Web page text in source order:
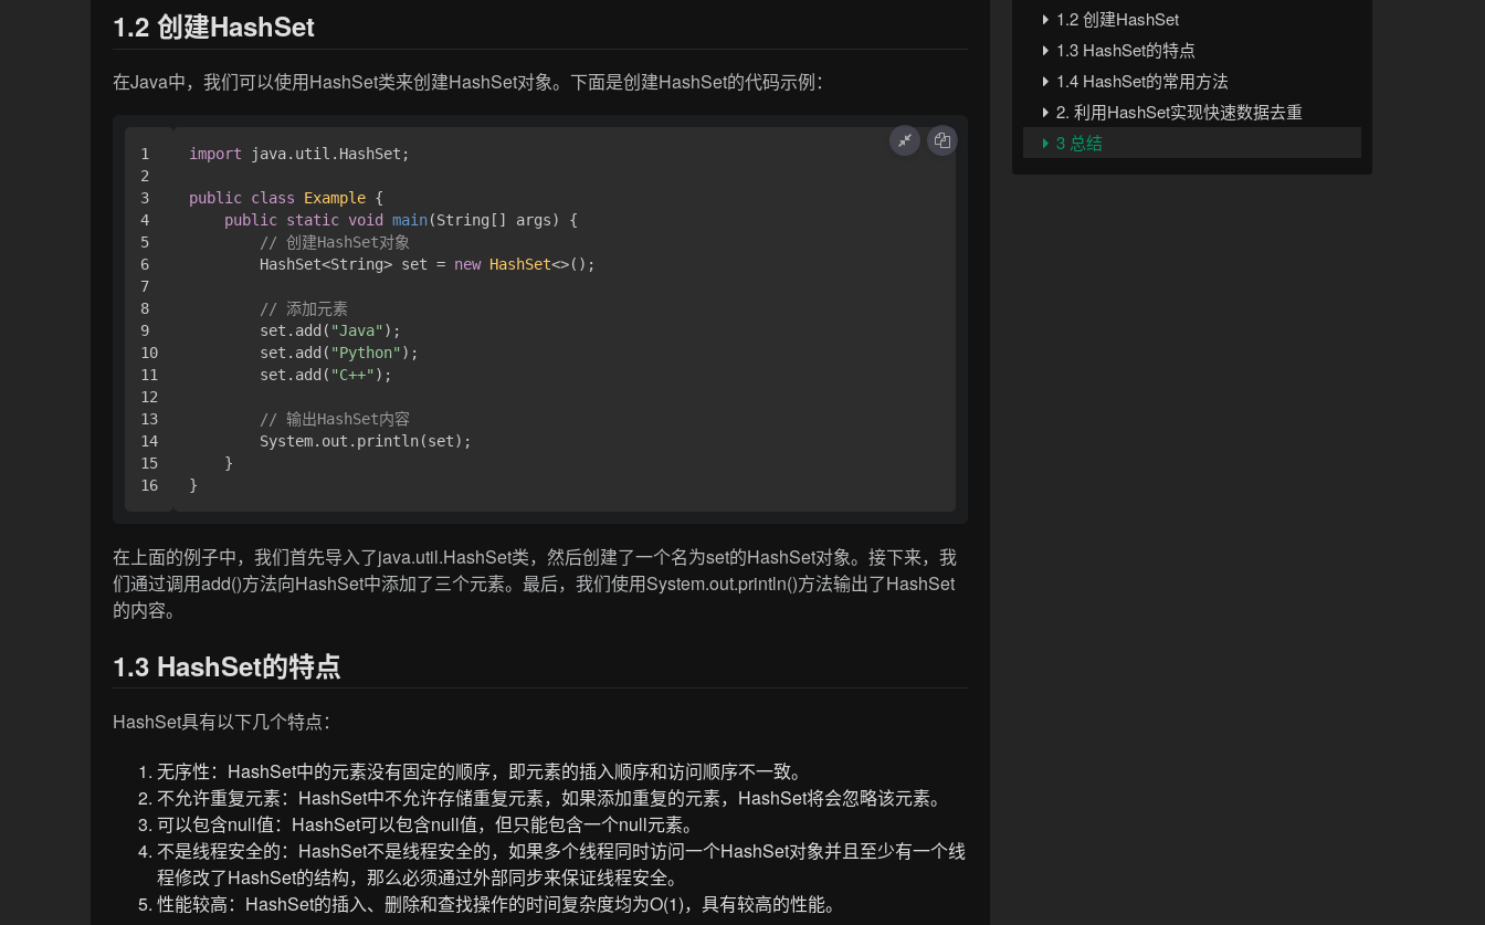
1.2 创建HashSet
在Java中，我们可以使用HashSet类来创建HashSet对象。下面是创建HashSet的代码示例：
1
2
3
4
5
6
7
8
9
10
11
12
13
14
15
import java.util.HashSet;
public class Example {
public static void main(String[] args)
{
// 创建HashSet对象
        HashSet<String> set =
new HashSet<>();
// 添加元素
        set.add(
"Java" );
        set.add(
"Python" );
        set.add(
"C++" );
// 输出HashSet内容
        System.out.println(set);
    }
在上面的例子中，我们首先导入了java.util.HashSet类，然后创建了一个名为set的HashSet对象。接下来，我
们通过调用add()方法向HashSet中添加了三个元素。最后，我们使用System.out.println()方法输出了HashSet
的内容。
1.3 HashSet的特点
HashSet具有以下几个特点：
无序性：HashSet中的元素没有固定的顺序，即元素的插入顺序和访问顺序不一致。
不允许重复元素：HashSet中不允许存储重复元素，如果添加重复的元素，HashSet将会忽略该元素。
可以包含null值：HashSet可以包含null值，但只能包含一个null元素。
不是线程安全的：HashSet不是线程安全的，如果多个线程同时访问一个HashSet对象并且至少有一个线
程修改了HashSet的结构，那么必须通过外部同步来保证线程安全。
性能较高：HashSet的插入、删除和查找操作的时间复杂度均为O(1)，具有较高的性能。
1.2 创建HashSet
1.3 HashSet的特点
1.4 HashSet的常用方法
2. 利用HashSet实现快速数据去重
3 总结